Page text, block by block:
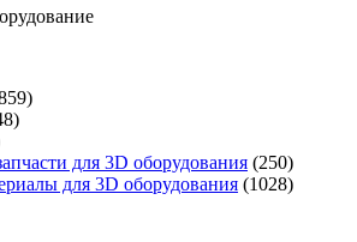
для 3D оборудования (250)
для 3D оборудования (1028)